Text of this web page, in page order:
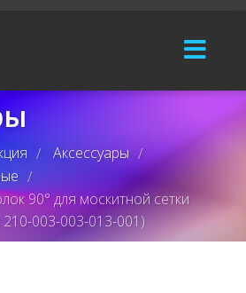
/ Аксессуары /
/
90° для москитной сетки
003-003-013-001)